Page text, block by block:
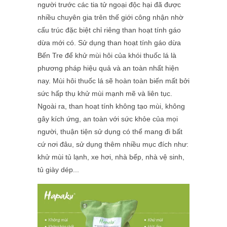
người trước các tia tử ngoại độc hại đã được
nhiều chuyên gia trên thế giới công nhận nhờ
cấu trúc đặc biệt chỉ riêng than hoạt tính gáo
dừa mới có. Sử dụng than hoạt tính gáo dừa
Bến Tre để khử mùi hôi của khói thuốc lá là
phương pháp hiệu quả và an toàn nhất hiện
nay. Mùi hôi thuốc lá sẽ hoàn toàn biến mất bởi
sức hấp thụ khử mùi mạnh mẽ và liên tục.
Ngoài ra, than hoạt tính không tạo mùi, không
gây kích ứng, an toàn với sức khỏe của mọi
người, thuận tiện sử dụng có thể mang đi bất
cứ nơi đâu, sử dụng thêm nhiều mục đích như:
khử mùi tủ lạnh, xe hơi, nhà bếp, nhà vệ sinh,
tủ giày dép...